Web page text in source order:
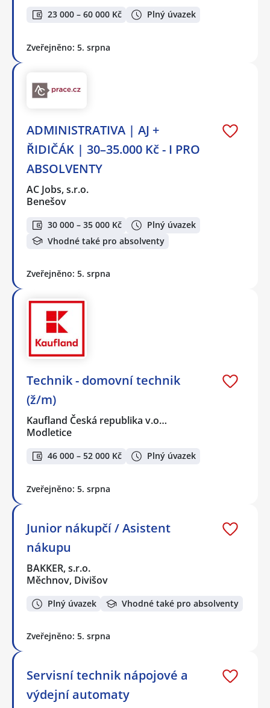
23 000 – 60 000 Kč Plný úvazek
Zveřejněno: 5. srpna
ADMINISTRATIVA | AJ +
ŘIDIČÁK | 30–35.000 Kč - I PRO
ABSOLVENTY
AC Jobs, s.r.o.
Benešov
30 000 – 35 000 Kč
Plný úvazek
Vhodné také pro absolventy
Zveřejněno: 5. srpna
Technik - domovní technik
(ž/m)
Kaufland Česká republika v.o…
Modletice
46 000 – 52 000 Kč Plný úvazek
Zveřejněno: 5. srpna
Junior nákupčí / Asistent
nákupu
BAKKER, s.r.o.
Měchnov, Divišov
Plný úvazek Vhodné také pro absolventy
Zveřejněno: 5. srpna
Servisní technik nápojové a
výdejní automaty